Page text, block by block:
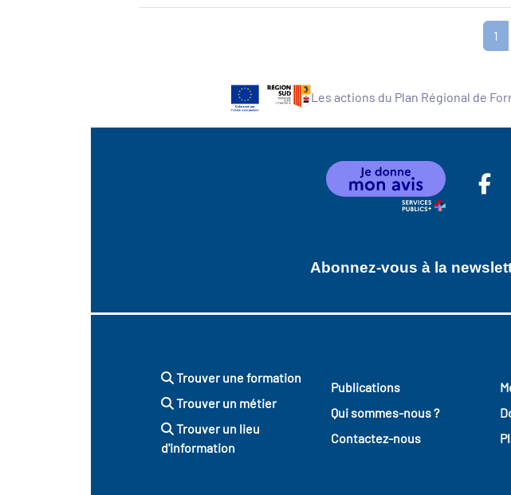
1
Les actions du Plan Régional de
Abonnez-vous à la
Trouver une formation
Trouver un métier
Trouver un lieu
d'information
Publications
Qui sommes-nous ?
Contactez-nous